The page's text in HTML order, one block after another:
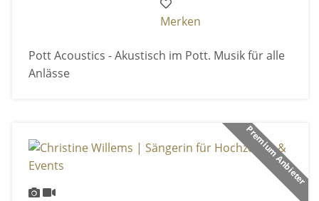
Merken
Pott Acoustics - Akustisch im Pott. Musik für alle
Anlässe
Premium Anbieter